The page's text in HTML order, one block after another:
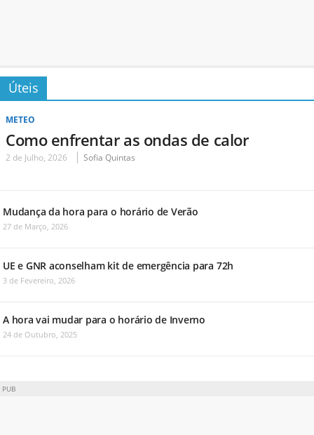
Úteis
METEO
Como enfrentar as ondas de calor
2 de Julho, 2026 Sofia Quintas
Mudança da hora para o horário de Verão
27 de Março, 2026
UE e GNR aconselham kit de emergência para 72h
3 de Fevereiro, 2026
A hora vai mudar para o horário de Inverno
24 de Outubro, 2025
PUB